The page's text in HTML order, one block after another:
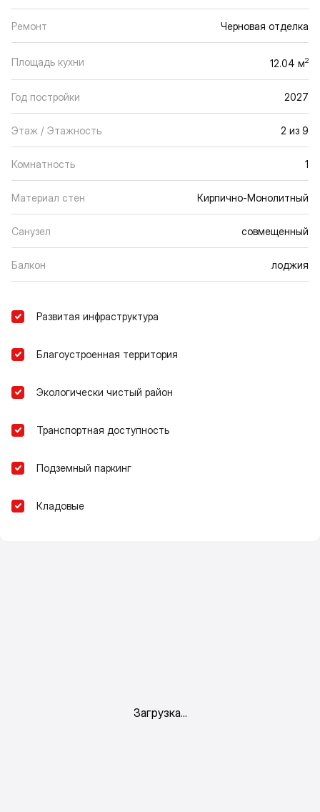
Ремонт Черновая отделка
Площадь кухни 12.04 м2
Год постройки 2027
Этаж / Этажность 2 из 9
Комнатность 1
Материал стен Кирпично-Монолитный
Санузел совмещенный
Балкон лоджия
Развитая инфраструктура
Благоустроенная территория
Экологически чистый район
Транспортная доступность
Подземный паркинг
Кладовые